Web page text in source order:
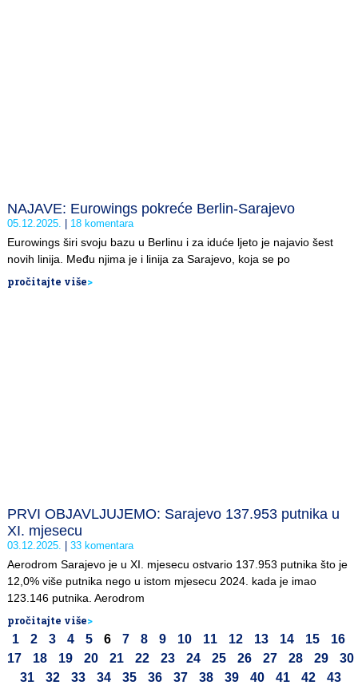
NAJAVE: Eurowings pokreće Berlin-Sarajevo
05.12.2025. 18 komentara
Eurowings širi svoju bazu u Berlinu i za iduće ljeto je najavio šest
novih linija. Među njima je i linija za Sarajevo, koja se po
pročitajte više>
PRVI OBJAVLJUJEMO: Sarajevo 137.953 putnika u
XI. mjesecu
03.12.2025. 33 komentara
Aerodrom Sarajevo je u XI. mjesecu ostvario 137.953 putnika što je
12,0% više putnika nego u istom mjesecu 2024. kada je imao
123.146 putnika. Aerodrom
pročitajte više>
1 2 3 4 5 6 7 8 9 10 11 12 13 14 15
16
17
18 19 20 21 22 23 24 25 26 27 28 29
30
31
32 33 34 35 36 37 38 39 40 41 42
43